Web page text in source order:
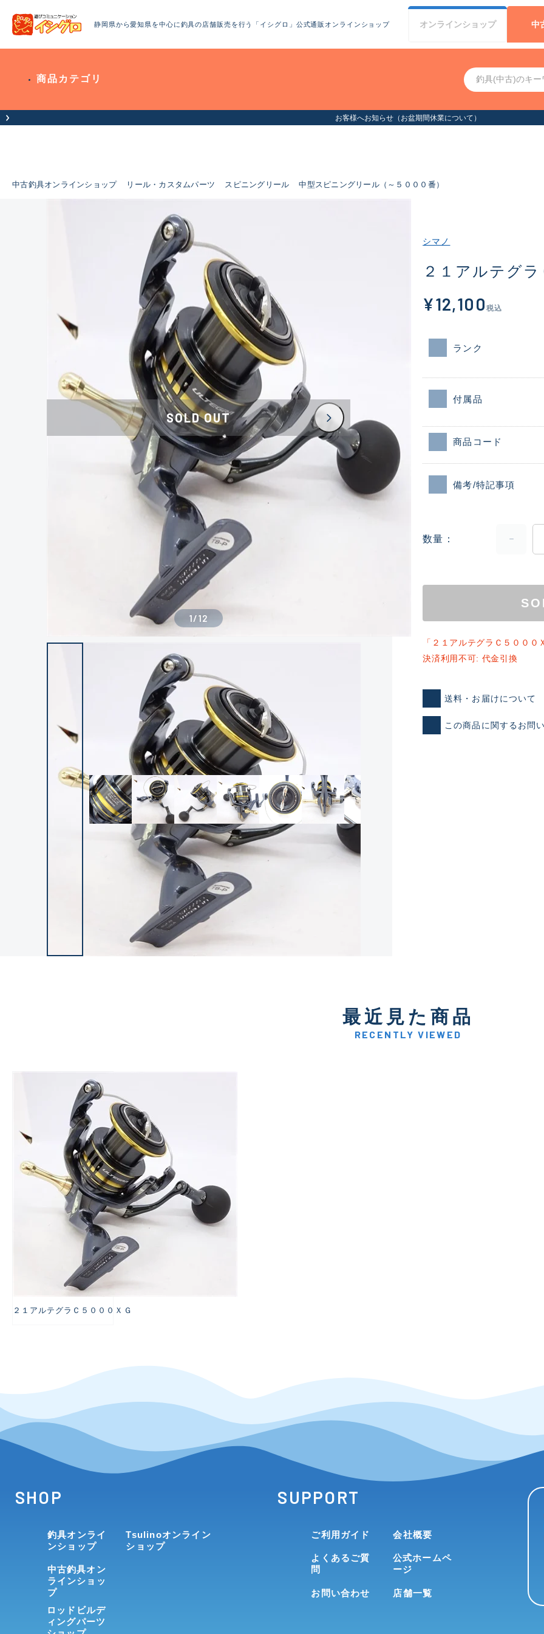
静岡県から愛知県を中心に釣具の店舗販売を行う「イシグロ」公式通販オンラインショップ オンラインショップ 中
商品カテゴリ
お客様へお知らせ（お盆期間休業について）
中古釣具オンラインショップ リール・カスタムパーツ スピニングリール 中型スピニングリール（～５０００番）
良
新古品（メーカー問屋から
C-
い品
SOLD OUT
1/12
シマノ
２１アルテグ
¥12,100 税込
ランク
付属品
商品コード
備考/特記事項
数量
「２１アルテグラＣ５０００
決済利用不可: 代金引換
送料・お届けについて
この商品に関するお問
最近見た商品
RECENTLY VIEWED
２１アルテグラＣ５０００ＸＧ
SHOP
釣具オンライ
ンショップ
中古釣具オン
ラインショッ
プ
ロッドビルデ
ィングパーツ
Tsulinoオンライン
ショップ
SUPPORT
ご利用ガイド
よくあるご質
問
お問い合わせ
会社概要
公式ホームペ
ージ
店舗一覧